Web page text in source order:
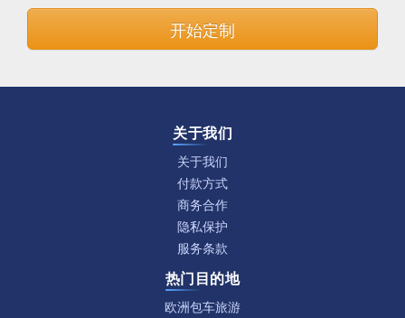
开始定制
关于我们
关于我们
付款方式
商务合作
隐私保护
服务条款
热门目的地
欧洲包车旅游